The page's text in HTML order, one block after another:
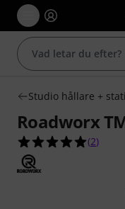
Studio hållare +
Roadworx
5.0 av
(2)